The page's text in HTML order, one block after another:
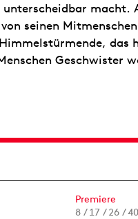
macht.
seinen
das
Geschwister
Premiere
8 / 17 / 26 /